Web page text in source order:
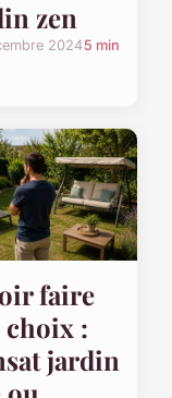
zen
20245 min
faire
choix :
jardin